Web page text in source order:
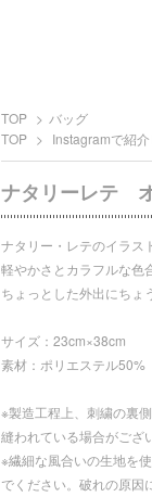
TOP > バッグ
TOP > Instagramで紹
ナタリーレテ
ナタリー・レテのイラス
軽やかさとカラフルな色
ちょっとした外出にちょ
サイズ：23cm×38cm
素材：ポリエステル
※製造工程上、刺繍の裏
縫われている場合がござ
※繊細な風合いの生地を
でください。破れの原因